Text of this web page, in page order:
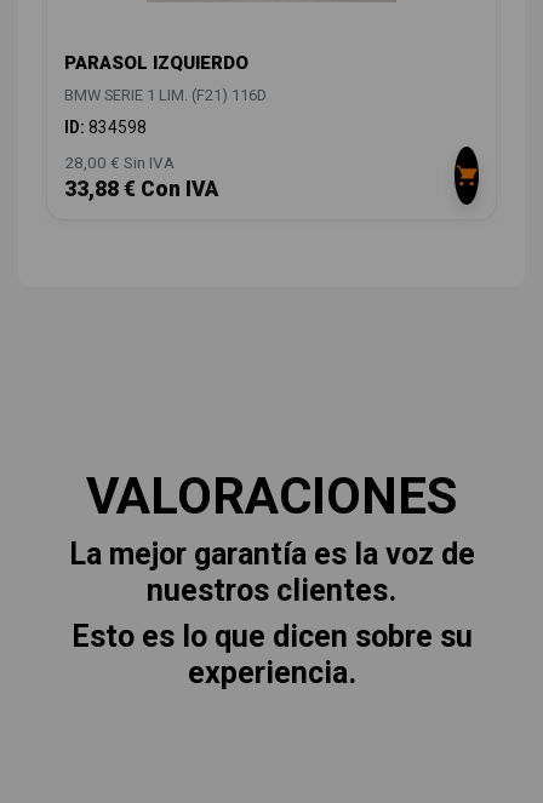
PARASOL IZQUIERDO
BMW SERIE 1 LIM. (F21) 116D
ID: 834598
28,00 € Sin IVA
33,88 € Con IVA
VALORACIONES
La mejor garantía es la voz de
nuestros clientes.
Esto es lo que dicen sobre su
experiencia.